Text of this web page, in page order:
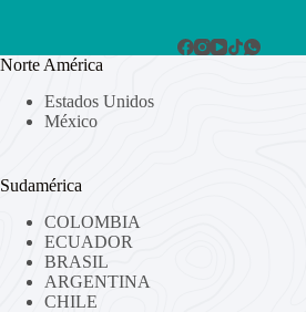
Norte América
Estados Unidos
México
Sudamérica
COLOMBIA
ECUADOR
BRASIL
ARGENTINA
CHILE